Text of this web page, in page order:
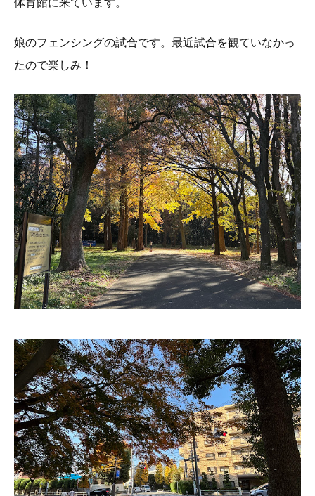
体育館に来ています。
娘のフェンシングの試合です。最近試合を観ていなかっ
たので楽しみ！